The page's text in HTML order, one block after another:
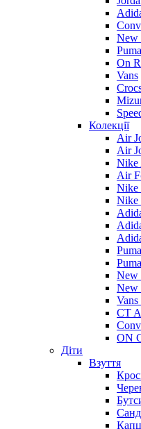
New
Puma
On
Vans
Колекції
Air
Air
Nike
Air
Nike
Nike
New
New
CT
ON
Діти
Взуття